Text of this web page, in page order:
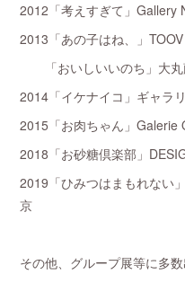
2012「考えすぎて」Gallery
2013「あの子はね、」
「おいしいいのち」大丸
2014「イケナイコ」ギャラ
2015「お肉ちゃん」Galerie
2018「お砂糖倶楽部」
2019「ひみつはまもれない
京
その他、グループ展等に多